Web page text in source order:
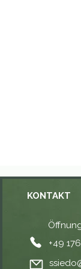
KONTAKT
⁦+49